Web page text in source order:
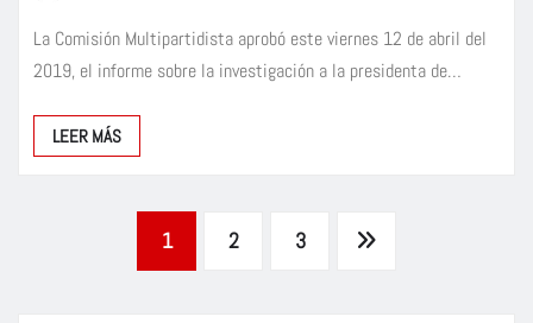
La Comisión Multipartidista aprobó este viernes 12 de abril del
2019, el informe sobre la investigación a la presidenta de…
LEER MÁS
Paginación
1 2 3